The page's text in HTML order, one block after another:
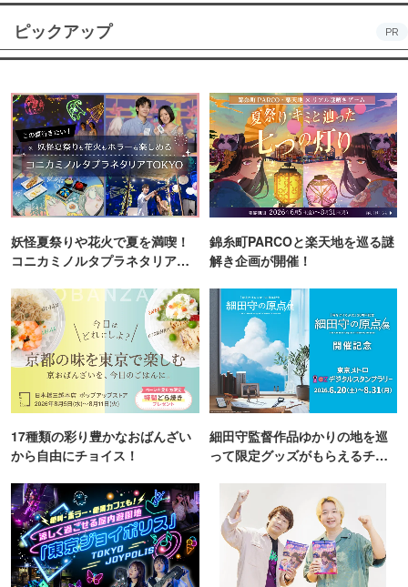
ピックアップ PR
妖怪夏祭りや花火で夏を満喫！
コニカミノルタプラネタリア
錦糸町PARCOと楽天地を巡る謎
解き企画が開催！
17種類の彩り豊かなおばんざい
から自由にチョイス！
細田守監督作品ゆかりの地を巡
って限定グッズがもらえるチャ